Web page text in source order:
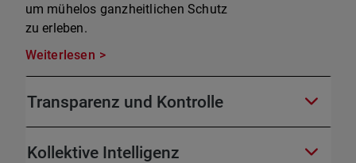
um mühelos ganzheitlichen Schutz
zu erleben.
Weiterlesen
Transparenz und Kontrolle
Kollektive Intelligenz